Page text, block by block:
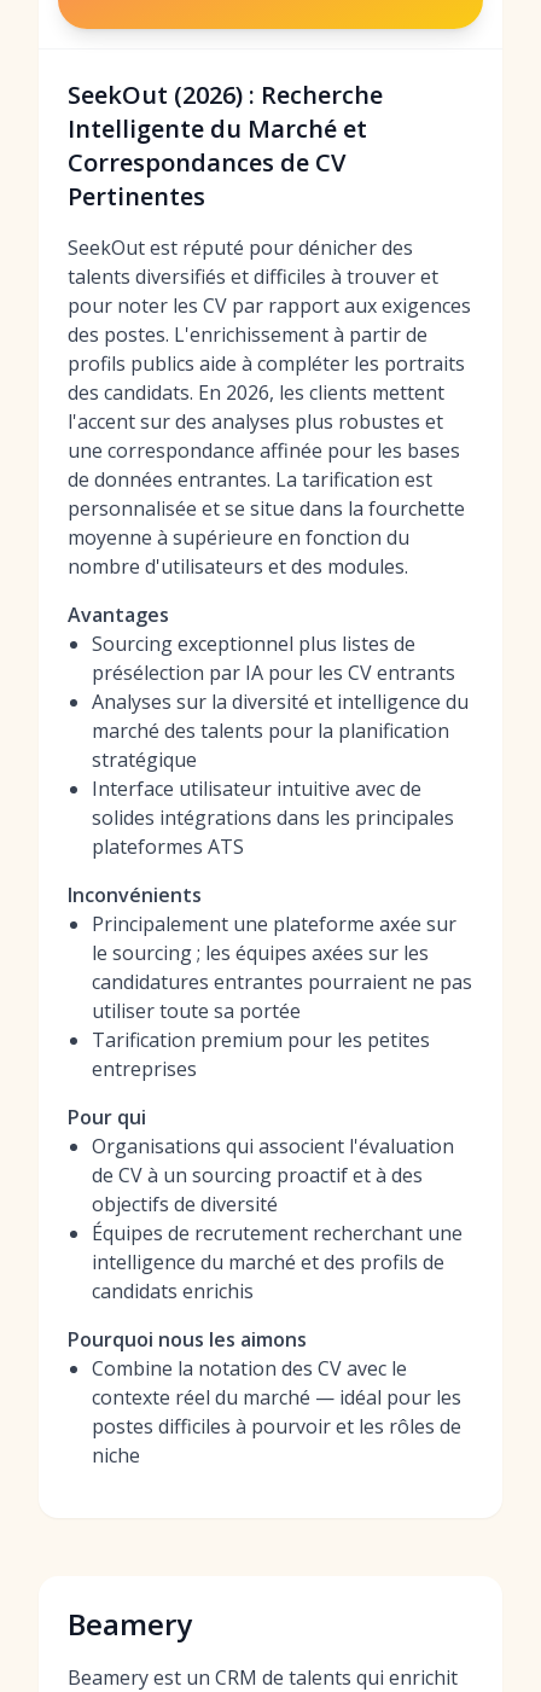
SeekOut (2026) : Recherche
Intelligente du Marché et
Correspondances de CV
Pertinentes
SeekOut est réputé pour dénicher des
talents diversifiés et difficiles à trouver et
pour noter les CV par rapport aux exigences
des postes. L'enrichissement à partir de
profils publics aide à compléter les portraits
des candidats. En 2026, les clients mettent
l'accent sur des analyses plus robustes et
une correspondance affinée pour les bases
de données entrantes. La tarification est
personnalisée et se situe dans la fourchette
moyenne à supérieure en fonction du
nombre d'utilisateurs et des modules.
Avantages
Sourcing exceptionnel plus listes de
présélection par IA pour les CV entrants
Analyses sur la diversité et intelligence du
marché des talents pour la planification
stratégique
Interface utilisateur intuitive avec de
solides intégrations dans les principales
plateformes ATS
Inconvénients
Principalement une plateforme axée sur
le sourcing ; les équipes axées sur les
candidatures entrantes pourraient ne pas
utiliser toute sa portée
Tarification premium pour les petites
entreprises
Pour qui
Organisations qui associent l'évaluation
de CV à un sourcing proactif et à des
objectifs de diversité
Équipes de recrutement recherchant une
intelligence du marché et des profils de
candidats enrichis
Pourquoi nous les aimons
Combine la notation des CV avec le
contexte réel du marché — idéal pour les
postes difficiles à pourvoir et les rôles de
niche
Beamery
Beamery est un CRM de talents qui enrichit